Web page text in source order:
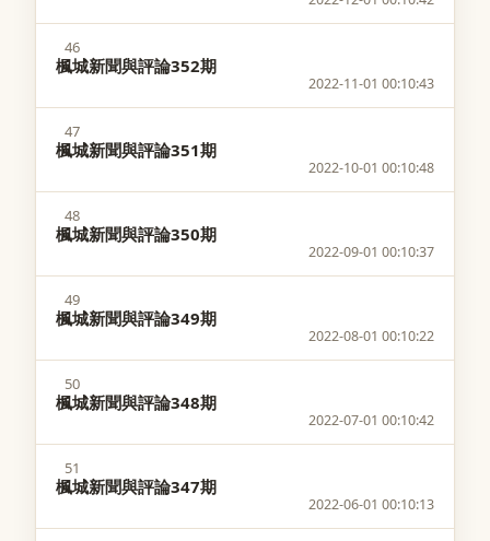
46
楓城新聞與評論352期
2022-11-01 00:10:43
47
楓城新聞與評論351期
2022-10-01 00:10:48
48
楓城新聞與評論350期
2022-09-01 00:10:37
49
楓城新聞與評論349期
2022-08-01 00:10:22
50
楓城新聞與評論348期
2022-07-01 00:10:42
51
楓城新聞與評論347期
2022-06-01 00:10:13